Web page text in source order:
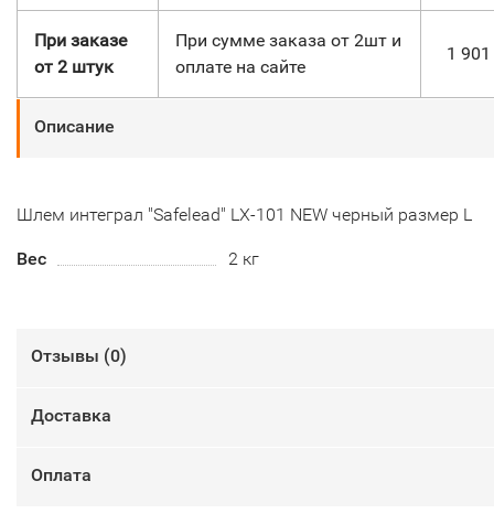
При заказе
от 2 штук
При сумме заказа от 2шт и
оплате на сайте
1 901
Описание
Шлем интеграл "Safelead" LX-101 NEW черный размер L
Вес 2 кг
Отзывы (0)
Доставка
Оплата